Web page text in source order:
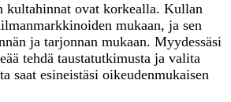
kultahinnat ovat korkealla. Kullan
mukaan, ja sen
ja tarjonnan mukaan. Myydessäsi
tehdä taustatutkimusta ja valita
saat esineistäsi oikeudenmukaisen